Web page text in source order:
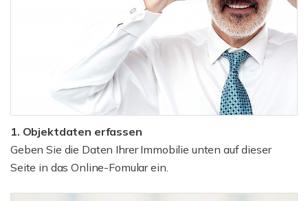
1. Objektdaten erfassen
Geben Sie die Daten Ihrer Immobilie unten auf dieser
Seite in das Online-Fomular ein.